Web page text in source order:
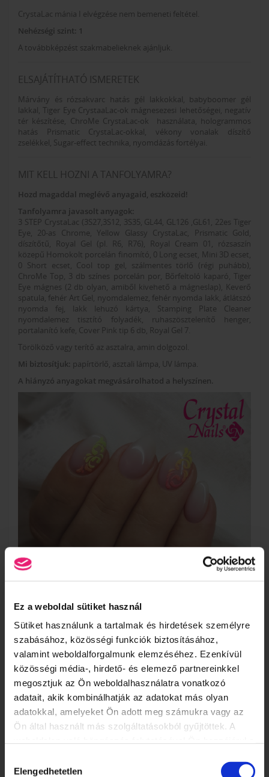
Ez a weboldal sütiket használ
Sütiket használunk a tartalmak és hirdetések személyre
szabásához, közösségi funkciók biztosításához,
valamint weboldalforgalmunk elemzéséhez. Ezenkívül
közösségi média-, hirdető- és elemező partnereinkkel
megosztjuk az Ön weboldalhasználatra vonatkozó
adatait, akik kombinálhatják az adatokat más olyan
adatokkal, amelyeket Ön adott meg számukra vagy az
Ön által használt más szolgáltatásokból gyűjtöttek. A
kiválasztása
Elengedhetetlen
CrystaLac mánia I elvégzése nem bemeneti feltétel.
Nehézségi szint: 1
A továbbképzést szakmabelieknek ajánljuk.
ELSAJÁTÍTHATÓ ISMERETEK
Márvány és rózsakvarc hatás gél lakkokkal, babyboomer gél
lakkal, Tiger Eye CrystaaLac-ok mágnesezesi lehetőségei, negatív
tér készítése, ChroMe CrystaLac-ok használata, hologrammos
hatás Prismatic CrystaLac-okkal, vékony vonalak díszítő
zselékkel, Sugar-effect technika, nyomdázás fortélyai.
MIT KELL HOZNI A TANFOLYAMRA?
Hozd magaddal meglévő anyagaid, eszközeid!
Tanfolyamra javasolt anyagok:
3 STEP CrystaLac (3S27,3S12, 3S35, GL44, GL126 ,GL61, 22es Tiger
Eye, 20-as Chrome, Yellow Glassy CrystaLac, Prismatic Gold,
díszítőtű, Royal Gel (pl. R6, R76), Royal Cream 01, rózsaszín
közepű Homokolt porcelán finomító, 0 Long ecset, Mini 3D ecset,
0 Short ecset, Cool top gel, szálmentes törlő (régi puhább),
ChroMe Top, 3 db színes porcelán por, Bőrfeltoló kaparó, Tiger
Eye mágnes (2 db olyan, amiből kivehető a mágneslap), Keverő
spatula, fehér Art Gel, nyomdalemez, fehér nyomda lakk, átlátszó
nyomda fej, lakk lehuzó kártya, Stamping Plate Cleaner
nyomdalemez tisztító folyadék, ruhaszösztelenítő henger,
portalanító kefe, Cover Pink tip 6 db, Royal Gel 7.
Törölköző vagy terítő az asztalra, amin dolgozol.
Mi biztosítjuk: papírtörlő, asztali lámpa, UV lámpa.
A hiányzó anyagokat megvásárolhatod a helyszínen.